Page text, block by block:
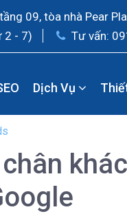
09, tòa nhà Pear
2 - 7)
Tư vấn:
Dịch Vụ